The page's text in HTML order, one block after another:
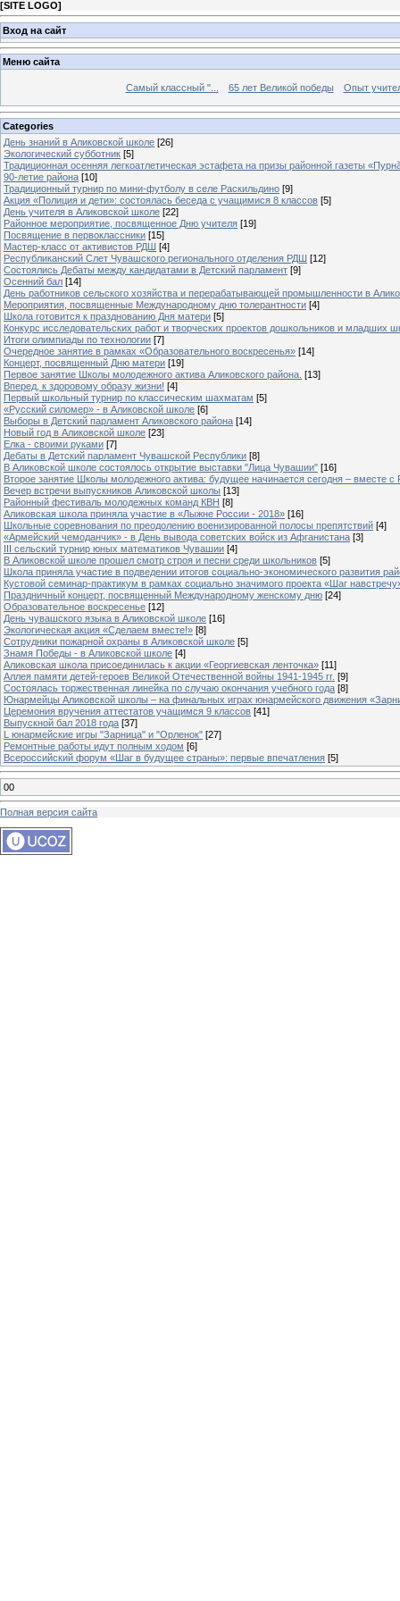
[SITE LOGO]
Вход на сайт
Меню сайта
Самый классный "... 65 лет Великой победы Опыт
Categories
День знаний в Аликовской школе [26]
Экологический субботник [5]
Традиционная осенняя легкоатлетическая эстафета на призы районной газеты
90-летие района [10]
Традиционный турнир по мини-футболу в селе Раскильдино [9]
Акция «Полиция и дети»: состоялась беседа с учащимися 8 классов [5]
День учителя в Аликовской школе [22]
Районное мероприятие, посвященное Дню учителя [19]
Посвящение в первоклассники [15]
Мастер-класс от активистов РДШ [4]
Республиканский Слет Чувашского регионального отделения РДШ [12]
Состоялись Дебаты между кандидатами в Детский парламент [9]
Осенний бал [14]
День работников сельского хозяйства и перерабатывающей промышленности в
Мероприятия, посвященные Международному дню толерантности [4]
Школа готовится к празднованию Дня матери [5]
Конкурс исследовательских работ и творческих проектов дошкольников и младших
Итоги олимпиады по технологии [7]
Очередное занятие в рамках «Образовательного воскресенья» [14]
Концерт, посвященный Дню матери [19]
Первое занятие Школы молодежного актива Аликовского района. [13]
Вперед, к здоровому образу жизни! [4]
Первый школьный турнир по классическим шахматам [5]
«Русский силомер» - в Аликовской школе [6]
Выборы в Детский парламент Аликовского района [14]
Новый год в Аликовской школе [23]
Елка - своими руками [7]
Дебаты в Детский парламент Чувашской Республики [8]
В Аликовской школе состоялось открытие выставки "Лица Чувашии" [16]
Второе занятие Школы молодежного актива: будущее начинается сегодня – вместе
Вечер встречи выпускников Аликовской школы [13]
Районный фестиваль молодежных команд КВН [8]
Аликовская школа приняла участие в «Лыжне России - 2018» [16]
Школьные соревнования по преодолению военизированной полосы препятствий [4]
«Армейский чемоданчик» - в День вывода советских войск из Афганистана [3]
III сельский турнир юных математиков Чувашии [4]
В Аликовской школе прошел смотр строя и песни среди школьников [5]
Школа приняла участие в подведении итогов социально-экономического развития
Кустовой семинар-практикум в рамках социально значимого проекта «Шаг
Праздничный концерт, посвященный Международному женскому дню [24]
Образовательное воскресенье [12]
День чувашского языка в Аликовской школе [16]
Экологическая акция «Сделаем вместе!» [8]
Сотрудники пожарной охраны в Аликовской школе [5]
Знамя Победы - в Аликовской школе [4]
Аликовская школа присоединилась к акции «Георгиевская ленточка» [11]
Аллея памяти детей-героев Великой Отечественной войны 1941-1945 гг. [9]
Cостоялась торжественная линейка по случаю окончания учебного года [8]
Юнармейцы Аликовской школы – на финальных играх юнармейского движения
Церемония вручения аттестатов учащимся 9 классов [41]
Выпускной бал 2018 года [37]
L юнармейские игры "Зарница" и "Орленок" [27]
Ремонтные работы идут полным ходом [6]
Всероссийский форум «Шаг в будущее страны»: первые впечатления [5]
00
Полная версия сайта